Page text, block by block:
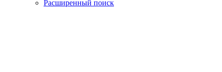
Расширенный поиск